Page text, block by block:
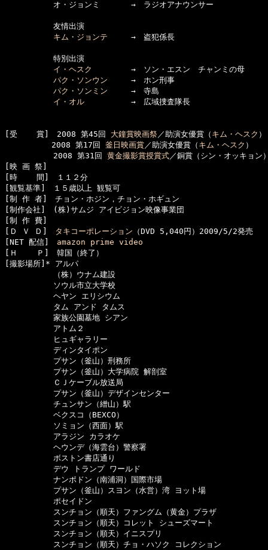
  　　　　　オ・ジョンミ　　　　→　ラジオアナウンサー
  　　　　　友情出演
キム・ジョンテ →　盗犯係長
  　　　　　特別出演
イ・ヘスク
→　ソン・エスン　チャンミの母
パク・ソンウン →　ホン刑事
パク・ソンミン →　寺島
イ・オル →　広域捜査隊長
[受    賞]　2008 第45回 大鐘賞映画祭／助演女優賞（ キム・ヘスク ）
2008 第17回 釜日映画賞／助演女優賞（ キム・ヘスク ）
  　　　　　2008 第31回
黄金撮影賞授賞式／銅賞（シン・オッキョン
[映 画 祭]
[時    間]　１１２分
[観覧基準]　１５歳以上 観覧可
[制 作 者]　チョン・ホジン，チョン・ホギュン
[制作会社]　(株)サムジ アイビジョン映像事業団
[制 作 費]
[Ｄ Ｖ Ｄ] タキコーポレーション （DVD 5,040円）2009/5/2発売
[NET 配信] amazon prime video
[Ｈ    Ｐ]　韓国（終了）
[撮影場所]* アルパ
  　　　　　（株）ウナム建設
  　　　　　ソウル市立大学校
  　　　　　ヘヤン エリシウム
  　　　　　タム アンド タムス
  　　　　　家族公園墓地 シアン
  　　　　　アトム２
  　　　　　ヒュギャラリー
  　　　　　ディンタイポン
  　　　　　プサン（釜山）刑務所
  　　　　　プサン（釜山）大学病院 解剖室
  　　　　　ＣＪケーブル放送局
  　　　　　プサン（釜山）デザインセンター
  　　　　　チュンサン（繒山）駅
  　　　　　ベクスコ（BEXCO）
  　　　　　ソミョン（西面）駅
  　　　　　アラジン カラオケ
  　　　　　ヘウンデ（海雲台）警察署
  　　　　　ボストン書店通り
  　　　　　デウ トランプ ワールド
  　　　　　ナンポドン（南浦洞）国際市場
  　　　　　プサン（釜山）スヨン（水営）湾 ヨット場
  　　　　　ポセイドン
  　　　　　スンチョン（順天）ファングム（黄金）プラザ
  　　　　　スンチョン（順天）コレット シューズマート
  　　　　　スンチョン（順天）イニスプリ
  　　　　　スンチョン（順天）チョ・ハソク コレクション